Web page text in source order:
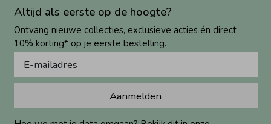
Altijd als eerste op de hoogte?
Ontvang nieuwe collecties, exclusieve acties én direct
10% korting* op je eerste bestelling.
Aanmelden